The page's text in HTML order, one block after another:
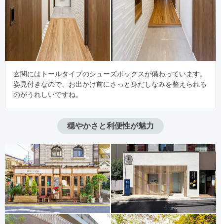
玄関にはトールタイプのシューズボックスが備わっています。
姿見付きなので、お出かけ前にさっと身だしなみを整えられる
のがうれしいですね。
穏やかさと利便性が魅力